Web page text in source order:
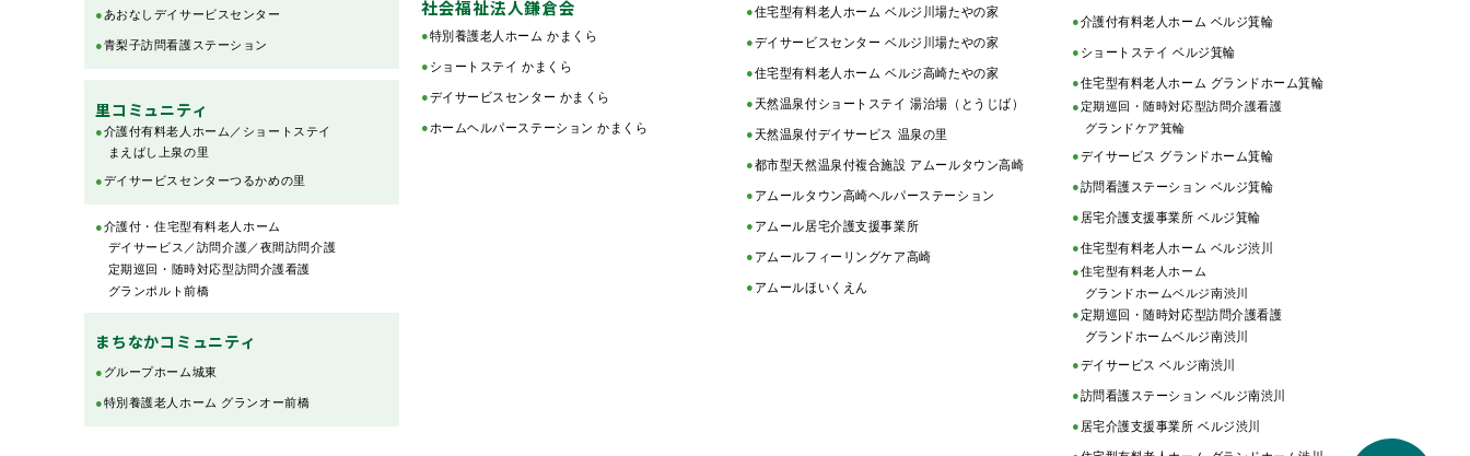
● あおなしデイサービスセンター
●青梨子訪問看護ステーション
里コミュニティ
●介護付有料老人ホーム／ショートステイ
まえばし上泉の里
●デイサービスセンターつるかめの里
●介護付・住宅型有料老人ホーム
デイサービス／訪問介護／夜間訪問介護
定期巡回・随時対応型訪問介護看護
グランポルト前橋
まちなかコミュニティ
● グループホーム城東
●特別養護老人ホーム グランオー前橋
社会福祉法人鎌倉会
●特別養護老人ホーム かまくら
● ショートステイ かまくら
●デイサービスセンター かまくら
● ホームヘルパーステーション かまくら
●住宅型有料老人ホーム ベルジ川場たやの家
●デイサービスセンター ベルジ川場たやの家
●住宅型有料老人ホーム ベルジ高崎たやの家
● 天然温泉付ショートステイ 湯治場（とうじば）
● 天然温泉付デイサービス 温泉の里
●都市型天然温泉付複合施設 アムールタウン高崎
● アムールタウン高崎ヘルパーステーション
● アムール居宅介護支援事業所
● アムールフィーリングケア高崎
● アムールほいくえん
●介護付有料老人ホーム ベルジ箕輪
● ショートステイ ベルジ箕輪
●住宅型有料老人ホーム グランドホーム箕輪
●定期巡回・随時対応型訪問介護看護
グランドケア箕輪
●デイサービス グランドホーム箕輪
●訪問看護ステーション ベルジ箕輪
● 居宅介護支援事業所 ベルジ箕輪
●住宅型有料老人ホーム ベルジ渋川
●住宅型有料老人ホーム
グランドホームベルジ南渋川
●定期巡回・随時対応型訪問介護看護
グランドホームベルジ南渋川
●デイサービス ベルジ南渋川
●訪問看護ステーション ベルジ南渋川
● 居宅介護支援事業所 ベルジ渋川